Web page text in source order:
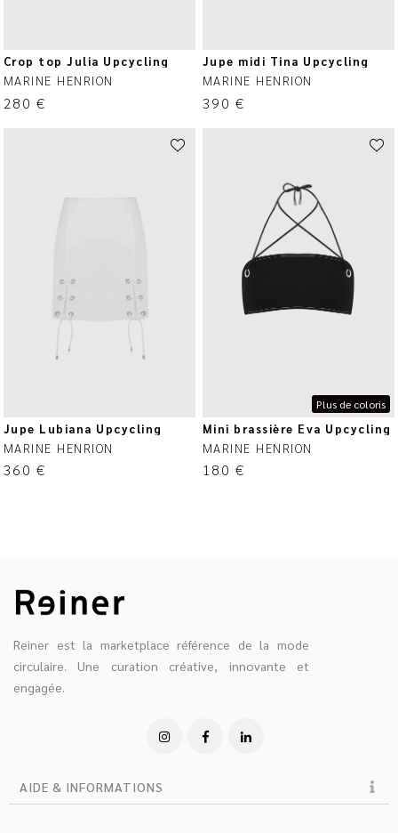
Crop top Julia Upcycling
MARINE HENRION
280 €
Jupe midi Tina Upcycling
MARINE HENRION
390 €
Jupe Lubiana Upcycling
MARINE HENRION
360 €
Plus de coloris
Mini brassière Eva Upcycling
MARINE HENRION
180 €
Reiner est la marketplace référence de la mode
circulaire. Une curation créative, innovante et
engagée.
AIDE & INFORMATIONS